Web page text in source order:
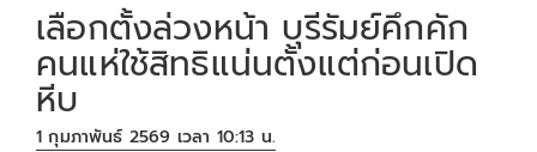
เลือกตั้งล่วงหน้า บุรีรัมย์คึกคัก
คนแห่ใช้สิทธิแน่นตั้งแต่ก่อนเปิด
หีบ
1 กุมภาพันธ์ 2569 เวลา 10:13 น.